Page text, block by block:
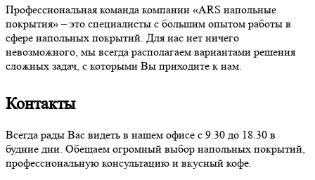
Профессиональная команда компании «ARS напольные
покрытия» – это специалисты с большим опытом работы в
сфере напольных покрытий. Для нас нет ничего
невозможного, мы всегда располагаем вариантами решения
сложных задач, с которыми Вы приходите к нам.
Контакты
Всегда рады Вас видеть в нашем офисе с 9.30 до 18.30 в
будние дни. Обещаем огромный выбор напольных покрытий,
профессиональную консультацию и вкусный кофе.